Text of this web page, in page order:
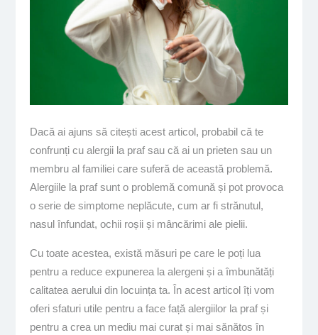
Dacă ai ajuns să citești acest articol, probabil că te
confrunți cu alergii la praf sau că ai un prieten sau un
membru al familiei care suferă de această problemă.
Alergiile la praf sunt o problemă comună și pot provoca
o serie de simptome neplăcute, cum ar fi strănutul,
nasul înfundat, ochii roșii și mâncărimi ale pielii.
Cu toate acestea, există măsuri pe care le poți lua
pentru a reduce expunerea la alergeni și a îmbunătăți
calitatea aerului din locuința ta. În acest articol îți vom
oferi sfaturi utile pentru a face față alergiilor la praf și
pentru a crea un mediu mai curat și mai sănătos în